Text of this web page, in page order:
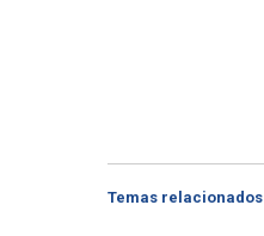
Temas relacionados